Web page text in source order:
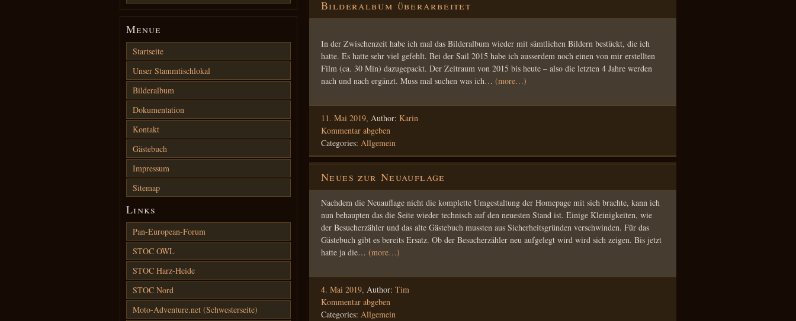
Bilderalbum überarbeitet
In der Zwischenzeit habe ich mal das Bilderalbum wieder mit sämtlichen Bildern bestückt, die ich
hatte. Es hatte sehr viel gefehlt. Bei der Sail 2015 habe ich ausserdem noch einen von mir erstellten
Film (ca. 30 Min) dazugepackt. Der Zeitraum von 2015 bis heute – also die letzten 4 Jahre werden
nach und nach ergänzt. Muss mal suchen was ich… (more…)
11. Mai 2019, Author: Karin
Kommentar abgeben
Categories: Allgemein
Neues zur Neuauflage
Nachdem die Neuauflage nicht die komplette Umgestaltung der Homepage mit sich brachte, kann ich
nun behaupten das die Seite wieder technisch auf den neuesten Stand ist. Einige Kleinigkeiten, wie
der Besucherzähler und das alte Gästebuch mussten aus Sicherheitsgründen verschwinden. Für das
Gästebuch gibt es bereits Ersatz. Ob der Besucherzähler neu aufgelegt wird wird sich zeigen. Bis jetzt
hatte ja die… (more…)
4. Mai 2019, Author: Tim
Kommentar abgeben
Categories: Allgemein
Menue
Startseite
Unser Stammtischlokal
Bilderalbum
Dokumentation
Kontakt
Gästebuch
Impressum
Sitemap
Links
Pan-European-Forum
STOC OWL
STOC Harz-Heide
STOC Nord
Moto-Adventure.net (Schwesterseite)